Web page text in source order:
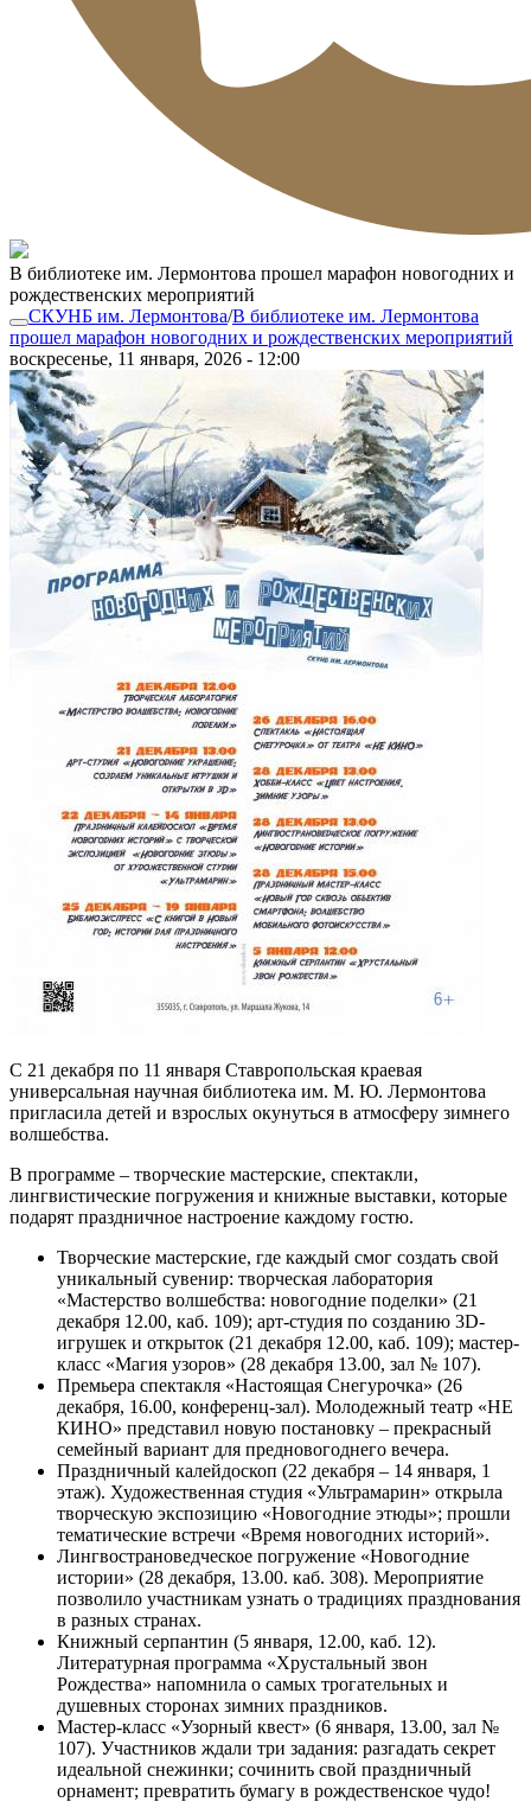
В библиотеке им. Лермонтова прошел марафон новогодних и
рождественских мероприятий
СКУНБ им. Лермонтова/В библиотеке им. Лермонтова
прошел марафон новогодних и рождественских мероприятий
воскресенье, 11 января, 2026 - 12:00
С 21 декабря по 11 января Ставропольская краевая
универсальная научная библиотека им. М. Ю. Лермонтова
пригласила детей и взрослых окунуться в атмосферу зимнего
волшебства.
В программе – творческие мастерские, спектакли,
лингвистические погружения и книжные выставки, которые
подарят праздничное настроение каждому гостю.
Творческие мастерские, где каждый смог создать свой
уникальный сувенир: творческая лаборатория
«Мастерство волшебства: новогодние поделки» (21
декабря 12.00, каб. 109); арт-студия по созданию 3D-
игрушек и открыток (21 декабря 12.00, каб. 109); мастер-
класс «Магия узоров» (28 декабря 13.00, зал № 107).
Премьера спектакля «Настоящая Снегурочка» (26
декабря, 16.00, конференц-зал). Молодежный театр «НЕ
КИНО» представил новую постановку – прекрасный
семейный вариант для предновогоднего вечера.
Праздничный калейдоскоп (22 декабря – 14 января, 1
этаж). Художественная студия «Ультрамарин» открыла
творческую экспозицию «Новогодние этюды»; прошли
тематические встречи «Время новогодних историй».
Лингвострановедческое погружение «Новогодние
истории» (28 декабря, 13.00. каб. 308). Мероприятие
позволило участникам узнать о традициях празднования
в разных странах.
Книжный серпантин (5 января, 12.00, каб. 12).
Литературная программа «Хрустальный звон
Рождества» напомнила о самых трогательных и
душевных сторонах зимних праздников.
Мастер-класс «Узорный квест» (6 января, 13.00, зал №
107). Участников ждали три задания: разгадать секрет
идеальной снежинки; сочинить свой праздничный
орнамент; превратить бумагу в рождественское чудо!